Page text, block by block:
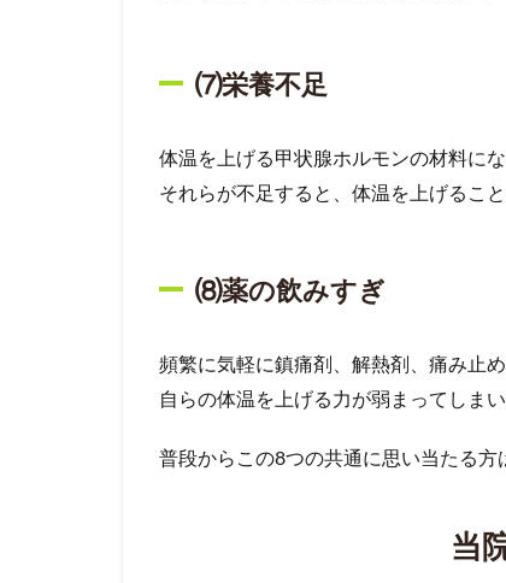
⑺栄養不足
体温を上げる甲状腺ホルモンの材料に
それらが不足すると、体温を上げること
⑻薬の飲みすぎ
頻繁に気軽に鎮痛剤、解熱剤、痛み止
自らの体温を上げる力が弱まってしまい
普段からこの8つの共通に思い当たる
当